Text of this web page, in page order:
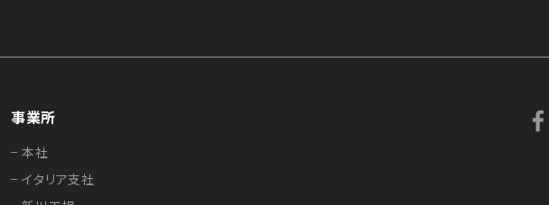
事業所
− 本社
− イタリア支社